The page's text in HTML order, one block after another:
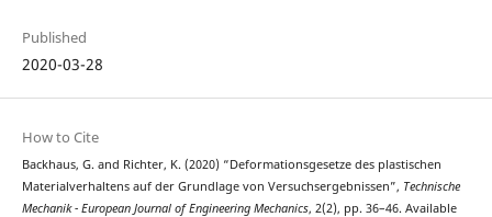
Published
2020-03-28
How to Cite
Backhaus, G. and Richter, K. (2020) “Deformationsgesetze des plastischen
Materialverhaltens auf der Grundlage von Versuchsergebnissen”, Technische
Mechanik - European Journal of Engineering Mechanics, 2(2), pp. 36–46. Available